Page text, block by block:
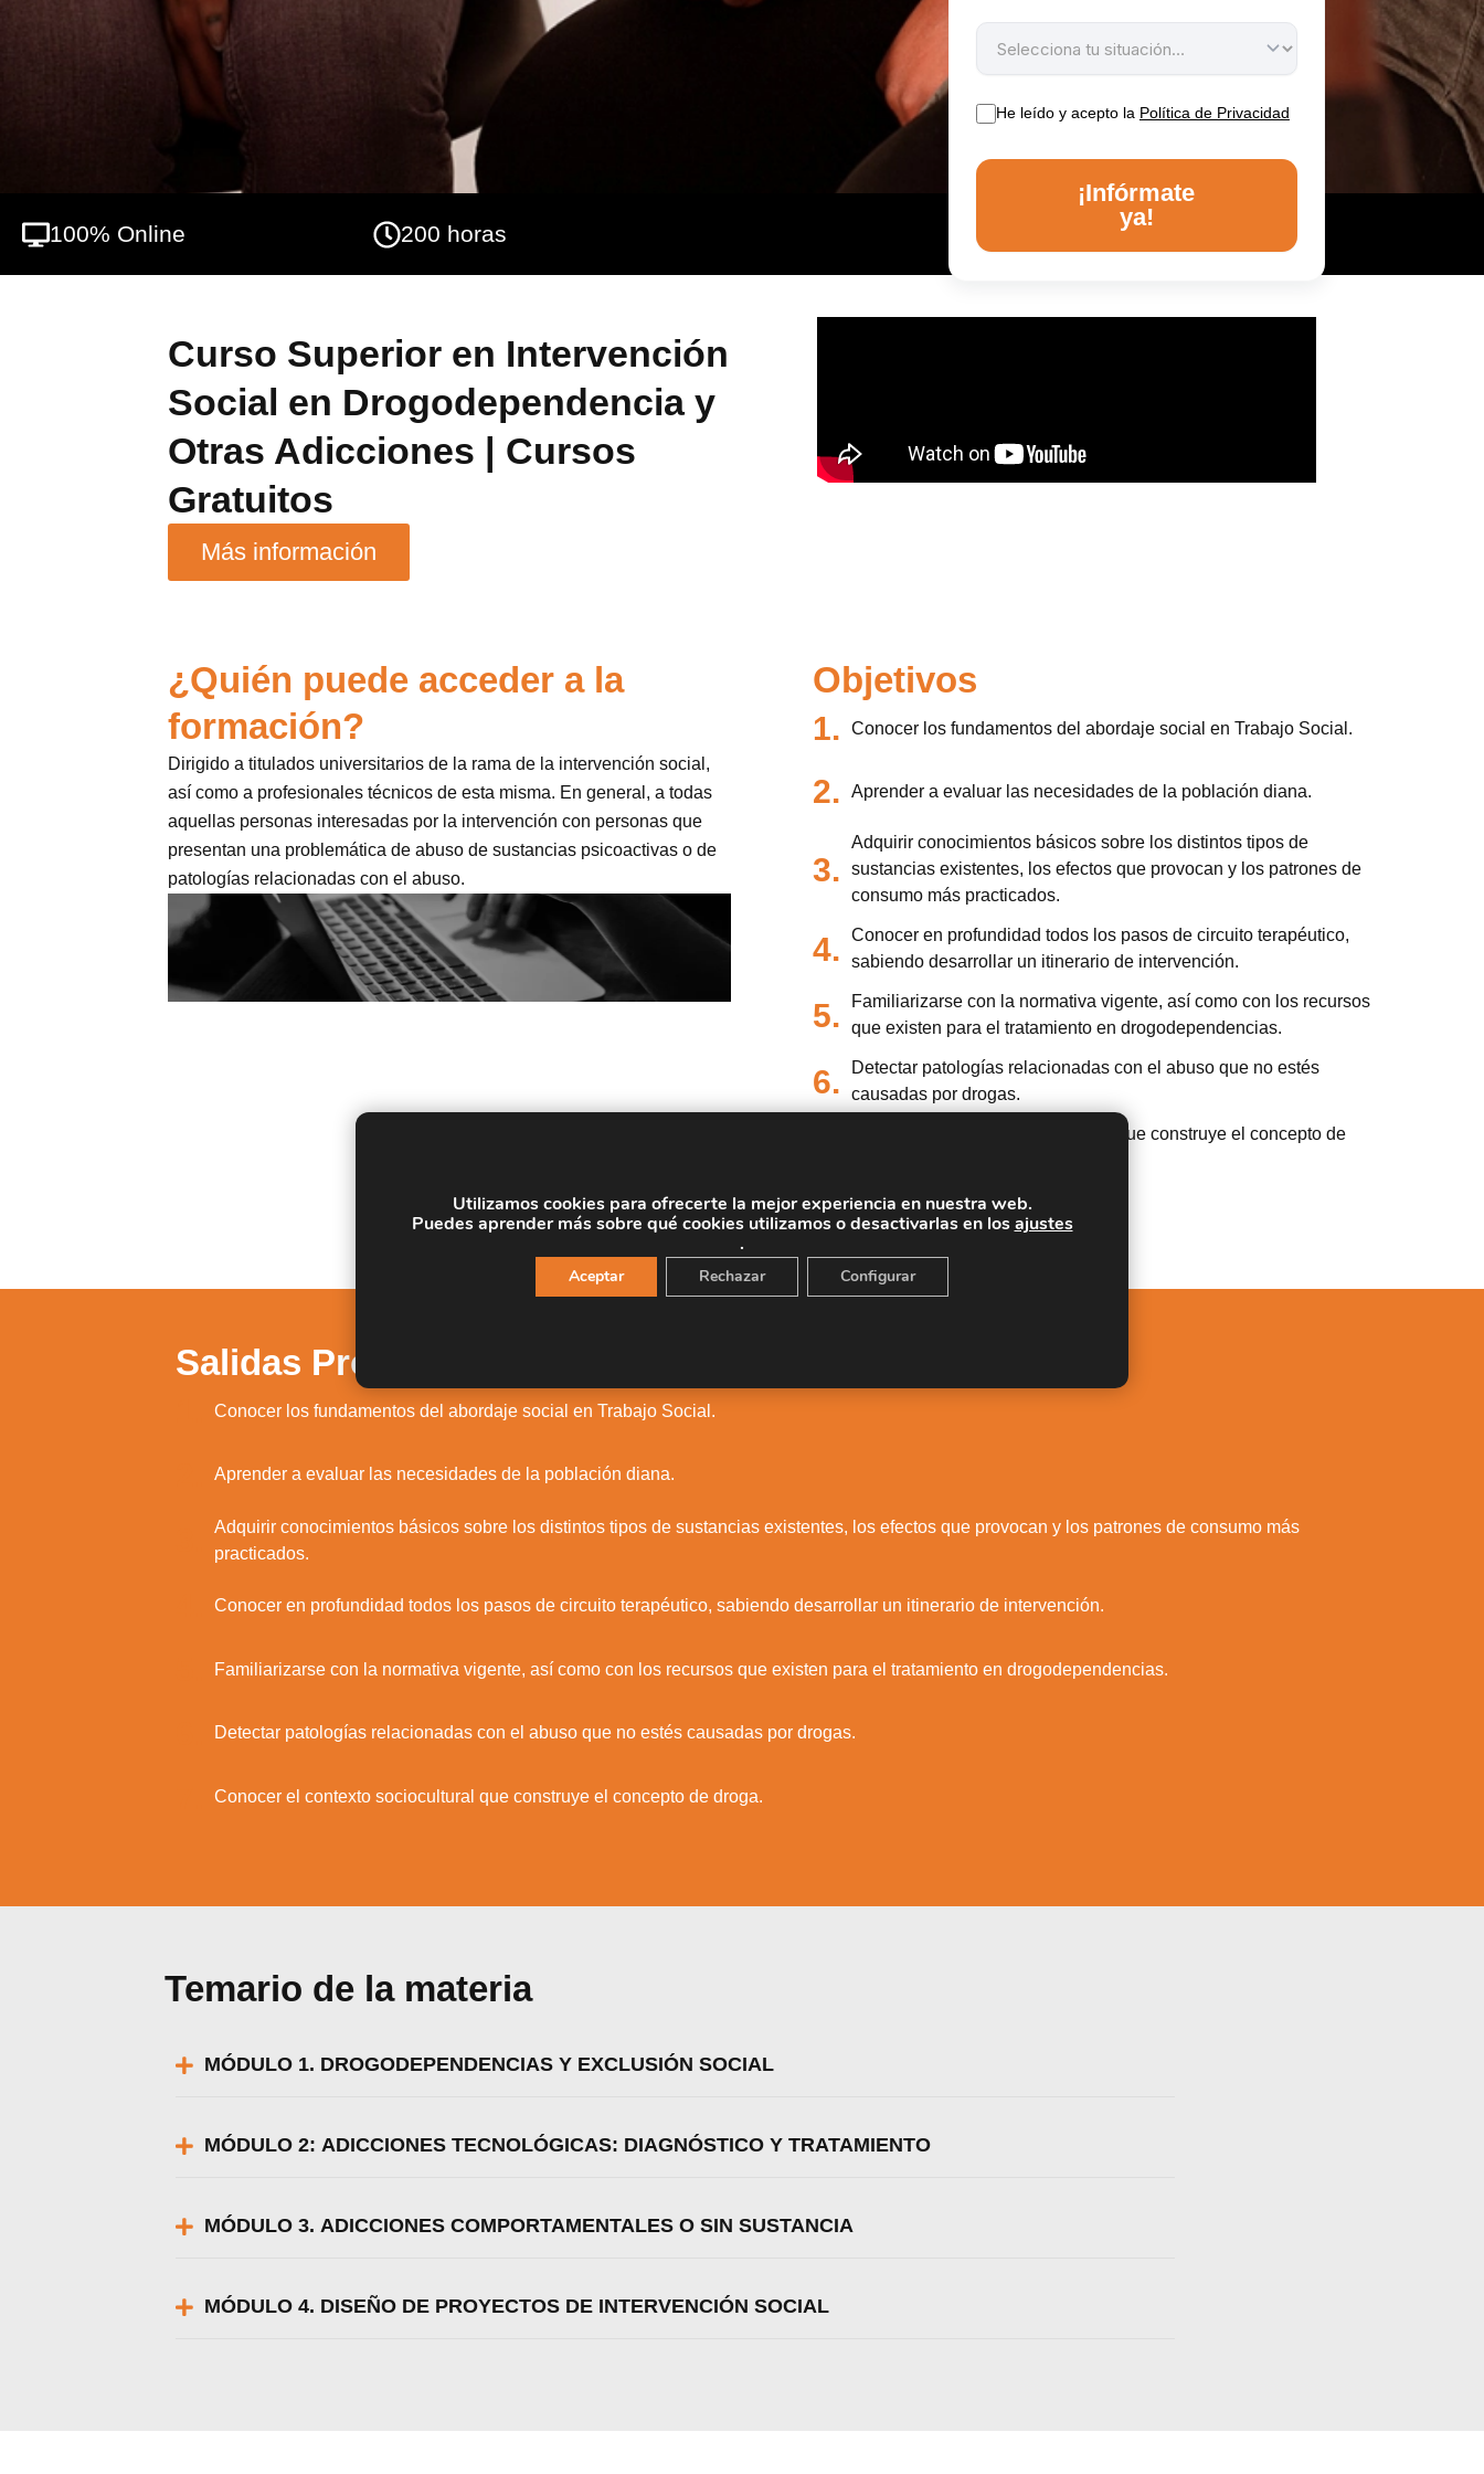
llevar a cabo un abordaje completo, de carácter interdisciplinar, que dé la oportunidad al usuario a
aprender nuevos hábitos de vida saludable y adquirir las herramientas que le permitan convivir
con las sustancias de una forma controlada y racional.
He leído y acepto la Política de Privacidad
¡Infórmate
ya!
100% Online 200 horas
Curso Superior en Intervención
Social en Drogodependencia y
Otras Adicciones | Cursos
Gratuitos
Más información
¿Quién puede acceder a la
formación?
Dirigido a titulados universitarios de la rama de la intervención social,
así como a profesionales técnicos de esta misma. En general, a todas
aquellas personas interesadas por la intervención con personas que
presentan una problemática de abuso de sustancias psicoactivas o de
patologías relacionadas con el abuso.
Objetivos
1. Conocer los fundamentos del abordaje social en Trabajo Social.
2. Aprender a evaluar las necesidades de la población diana.
3.
Adquirir conocimientos básicos sobre los distintos tipos de
sustancias existentes, los efectos que provocan y los patrones de
consumo más practicados.
4.
Conocer en profundidad todos los pasos de circuito terapéutico,
sabiendo desarrollar un itinerario de intervención.
5.
Familiarizarse con la normativa vigente, así como con los recursos
que existen para el tratamiento en drogodependencias.
6.
Detectar patologías relacionadas con el abuso que no estés
causadas por drogas.
Conocer el contexto sociocultural que construye el concepto de
Salidas Profesionales
Conocer los fundamentos del abordaje social en Trabajo Social.
Aprender a evaluar las necesidades de la población diana.
Adquirir conocimientos básicos sobre los distintos tipos de sustancias existentes, los efectos que provocan y los patrones de consumo más
practicados.
Conocer en profundidad todos los pasos de circuito terapéutico, sabiendo desarrollar un itinerario de intervención.
Familiarizarse con la normativa vigente, así como con los recursos que existen para el tratamiento en drogodependencias.
Detectar patologías relacionadas con el abuso que no estés causadas por drogas.
Conocer el contexto sociocultural que construye el concepto de droga.
Temario de la materia
MÓDULO 1. DROGODEPENDENCIAS Y EXCLUSIÓN SOCIAL
MÓDULO 2: ADICCIONES TECNOLÓGICAS: DIAGNÓSTICO Y TRATAMIENTO
MÓDULO 3. ADICCIONES COMPORTAMENTALES O SIN SUSTANCIA
MÓDULO 4. DISEÑO DE PROYECTOS DE INTERVENCIÓN SOCIAL
Utilizamos cookies para ofrecerte la mejor experiencia en nuestra web.
Puedes aprender más sobre qué cookies utilizamos o desactivarlas en losajustes
.
Aceptar Rechazar Configurar